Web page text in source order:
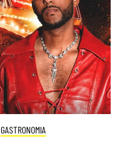
GASTRONOMIA